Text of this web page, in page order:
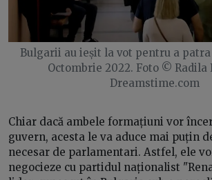
Bulgarii au ieșit la vot pentru a
Octombrie 2022. Foto © Radila
Dreamstime.com
Chiar dacă ambele formațiuni vor
guvern, acesta le va aduce mai puțin
necesar de parlamentari. Astfel, ele
negocieze cu partidul naționalist